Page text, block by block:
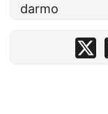
darmo